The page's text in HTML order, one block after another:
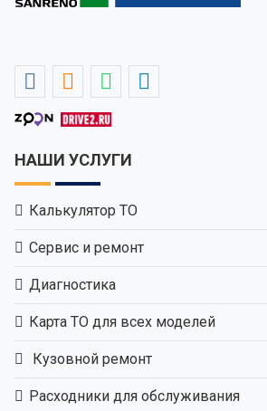
НАШИ УСЛУГИ
Калькулятор ТО
Сервис и ремонт
Диагностика
Карта ТО для всех моделей
Кузовной ремонт
Расходники для обслуживания